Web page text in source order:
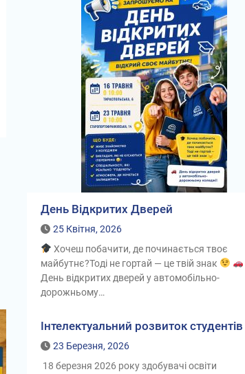
День Відкритих Дверей
25 Квітня, 2026
Хочеш побачити, де починається твоє
майбутнє?Тоді не гортай — це твій знак
День відкритих дверей у автомобільно-
дорожньому…
Інтелектуальний розвиток студентів
23 Березня, 2026
18 березня 2026 року здобувачі освіти